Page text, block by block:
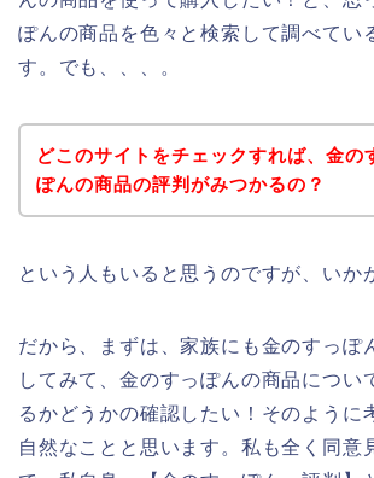
ぽんの商品を色々と検索して調べてい
す。でも、、、。
どこのサイトをチェックすれば、金の
ぽんの商品の評判がみつかるの？
という人もいると思うのですが、いか
だから、まずは、家族にも金のすっぽ
してみて、金のすっぽんの商品につい
るかどうかの確認したい！そのように
自然なことと思います。私も全く同意